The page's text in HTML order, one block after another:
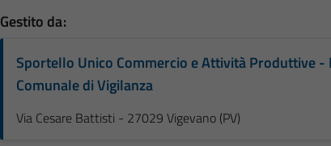
Gestito da:
Sportello Unico Commercio e Attività Produttive
Comunale di Vigilanza
Via Cesare Battisti - 27029 Vigevano (PV)